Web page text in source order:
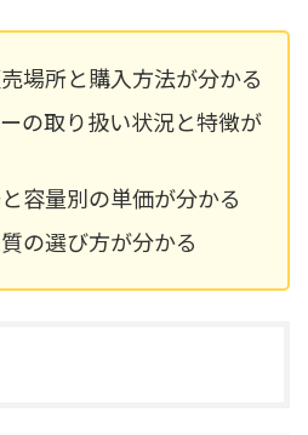
場所と購入方法が分かる
の取り扱い状況と特徴が
容量別の単価が分かる
の選び方が分かる